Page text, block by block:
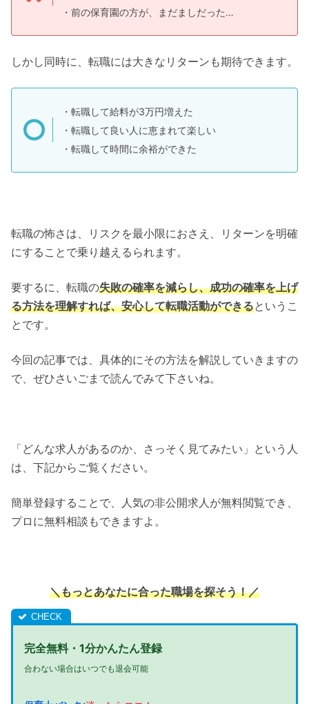
・前の保育園の方が、まだましだった…
しかし同時に、転職には大きなリターンも期待できます。
・転職して給料が3万円増えた
・転職して良い人に恵まれて楽しい
・転職して時間に余裕ができた
転職の怖さは、リスクを最小限におさえ、リターンを明確
にすることで乗り越えるられます。
要するに、転職の失敗の確率を減らし、成功の確率を上げ
る方法を理解すれば、安心して転職活動ができるというこ
とです。
今回の記事では、具体的にその方法を解説していきますの
で、ぜひさいごまで読んでみて下さいね。
「どんな求人があるのか、さっそく見てみたい」という人
は、下記からご覧ください。
簡単登録することで、人気の非公開求人が無料閲覧でき、
プロに無料相談もできますよ。
＼もっとあなたに合った職場を探そう！／
完全無料・1分かんたん登録
合わない場合はいつでも退会可能